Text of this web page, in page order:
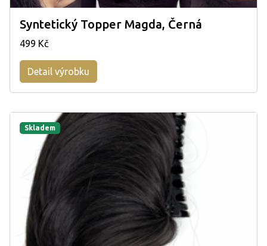
Syntetický Topper Magda, Černá
499 Kč
Detail výrobku
Skladem